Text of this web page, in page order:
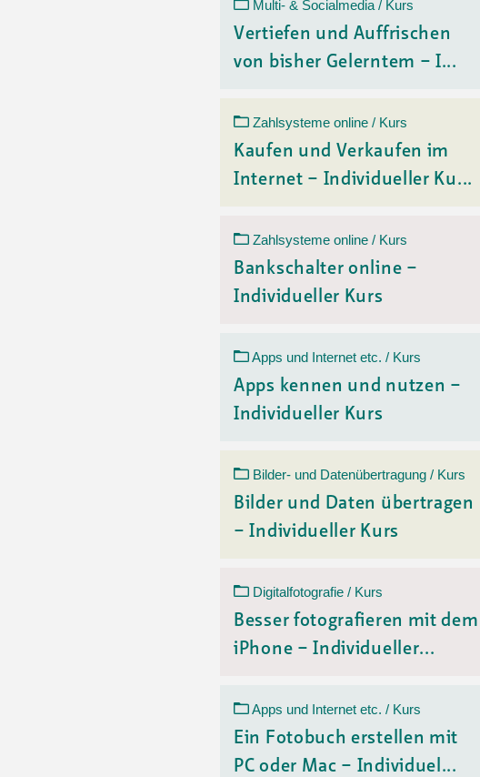
Altersstrategien und Leitbilder
Privatstunden und Support
Weitere Angebote
AGB
Multi- & Socialmedia / Kurs
Vertiefen und Auffrischen
von bisher Gelerntem – I...
Zahlsysteme online / Kurs
Kaufen und Verkaufen im
Internet – Individueller Ku...
Zahlsysteme online / Kurs
Bankschalter online –
Individueller Kurs
Apps und Internet etc. / Kurs
Apps kennen und nutzen –
Individueller Kurs
Bilder- und Datenübertragung / Kurs
Bilder und Daten übertragen
– Individueller Kurs
Digitalfotografie / Kurs
Besser fotografieren mit dem
iPhone – Individueller...
Apps und Internet etc. / Kurs
Ein Fotobuch erstellen mit
PC oder Mac – Individuel...